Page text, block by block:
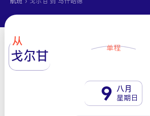
从
戈尔甘 单程
9 八月
星期日